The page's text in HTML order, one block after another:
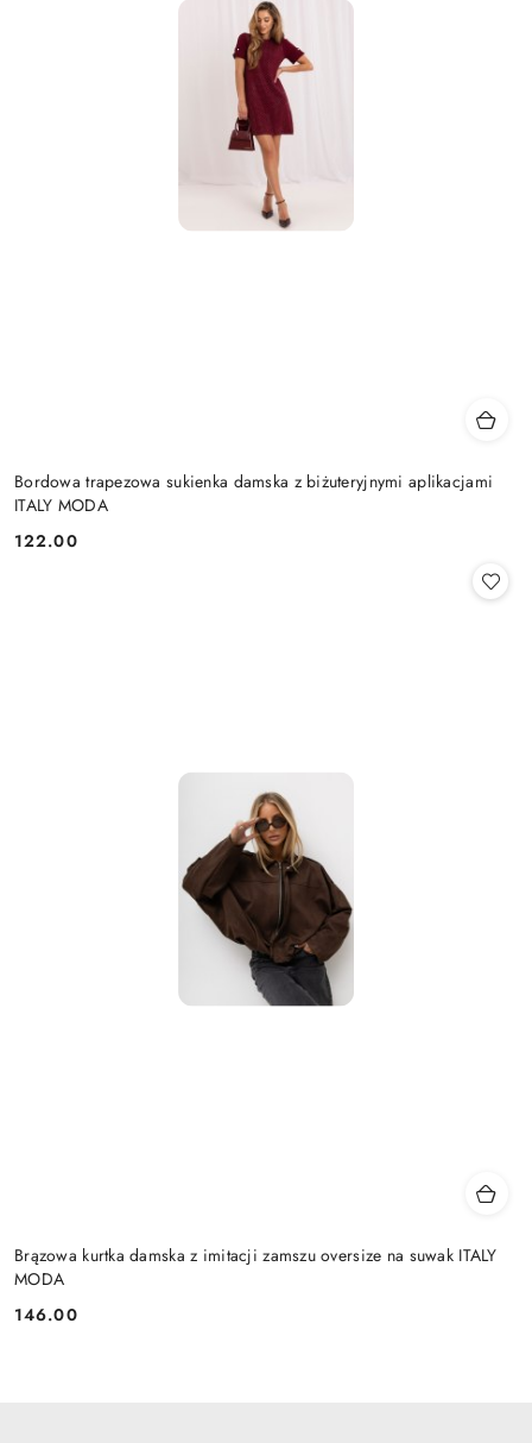
Bordowa trapezowa sukienka damska z biżuteryjnymi aplikacjami
ITALY MODA
Cena:
122.00
Brązowa kurtka damska z imitacji zamszu oversize na suwak ITALY
MODA
Cena:
146.00